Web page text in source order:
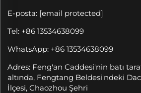
E-posta: [email protected]
Tel: +86 13534638099
WhatsApp: +86 13534638099
Adres: Feng'an Caddesi'nin batı
altında, Fengtang Beldesi'ndeki
İlçesi, Chaozhou Şehri